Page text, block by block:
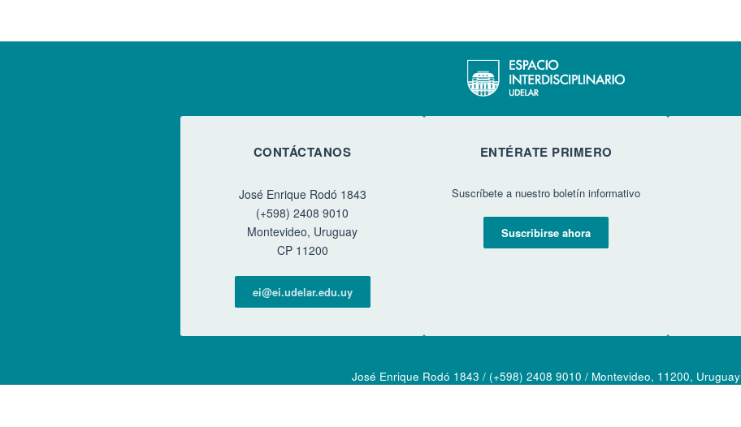
CONTÁCTANOS
José Enrique Rodó 1843
(+598) 2408 9010
Montevideo, Uruguay
CP 11200
ei@ei.udelar.edu.uy
ENTÉRATE PRIMERO
Suscríbete a nuestro boletín informativo
Suscribirse ahora
José Enrique Rodó 1843 / (+598) 2408 9010 / Montevideo, 11200, Uruguay